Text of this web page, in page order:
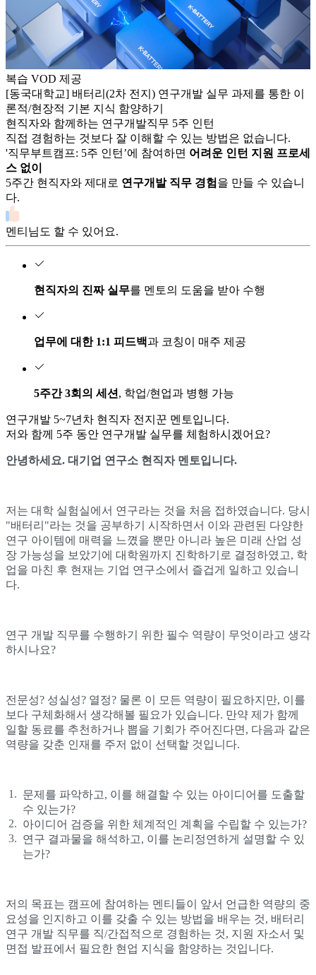
복습 VOD 제공
[동국대학교] 배터리(2차 전지) 연구개발 실무 과제를 통한 이
론적/현장적 기본 지식 함양하기
현직자와 함께하는 연구개발직무 5주 인턴
직접 경험하는 것보다 잘 이해할 수 있는 방법은 없습니다.
'직무부트캠프: 5주 인턴’에 참여하면 어려운 인턴 지원 프로세
스 없이
5주간 현직자와 제대로 연구개발직무 경험 을 만들 수 있습니
다.
멘티님도 할 수 있어요.
현직자의 진짜 실무를 멘토의 도움을 받아 수행
업무에 대한 1:1 피드백과 코칭이 매주 제공
5주간 3회의 세션 , 학업/현업과 병행 가능
연구개발 5~7년차 현직자 전지꾼 멘토입니다.
저와 함께 5주 동안 연구개발 실무를 체험하시겠어요?
안녕하세요. 대기업 연구소 현직자 멘토입니다.
저는 대학 실험실에서 연구라는 것을 처음 접하였습니다. 당시
"배터리"라는 것을 공부하기 시작하면서 이와 관련된 다양한
연구 아이템에 매력을 느꼈을 뿐만 아니라 높은 미래 산업 성
장 가능성을 보았기에 대학원까지 진학하기로 결정하였고, 학
업을 마친 후 현재는 기업 연구소에서 즐겁게 일하고 있습니
다.
연구 개발 직무를 수행하기 위한 필수 역량이 무엇이라고 생각
하시나요?
전문성? 성실성? 열정? 물론 이 모든 역량이 필요하지만, 이를
보다 구체화해서 생각해볼 필요가 있습니다. 만약 제가 함께
일할 동료를 추천하거나 뽑을 기회가 주어진다면, 다음과 같은
역량을 갖춘 인재를 주저 없이 선택할 것입니다.
문제를 파악하고, 이를 해결할 수 있는 아이디어를 도출할
수 있는가?
아이디어 검증을 위한 체계적인 계획을 수립할 수 있는가?
연구 결과물을 해석하고, 이를 논리정연하게 설명할 수 있
는가?
저의 목표는 캠프에 참여하는 멘티들이 앞서 언급한 역량의 중
요성을 인지하고 이를 갖출 수 있는 방법을 배우는 것, 배터리
연구 개발 직무를 직/간접적으로 경험하는 것, 지원 자소서 및
면접 발표에서 필요한 현업 지식을 함양하는 것입니다.